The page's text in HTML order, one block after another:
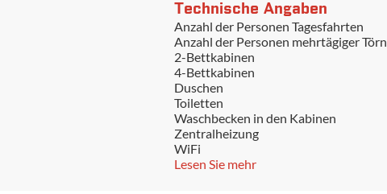
Technische Angaben
Anzahl der Personen Tagesfahrten
Anzahl der Personen mehrtägiger Törn
2-Bettkabinen
4-Bettkabinen
Duschen
Toiletten
Waschbecken in den Kabinen
Zentralheizung
WiFi
Lesen Sie mehr